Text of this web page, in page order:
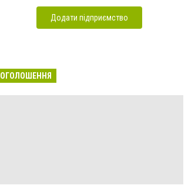
Додати підприємство
ОГОЛОШЕННЯ